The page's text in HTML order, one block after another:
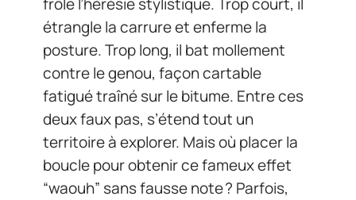
étrangle la carrure et enferme la
posture. Trop long, il bat mollement
contre le genou, façon cartable
fatigué traîné sur le bitume. Entre ces
deux faux pas, s’étend tout un
territoire à explorer. Mais où placer la
boucle pour obtenir ce fameux effet
“waouh” sans fausse note ? Parfois,